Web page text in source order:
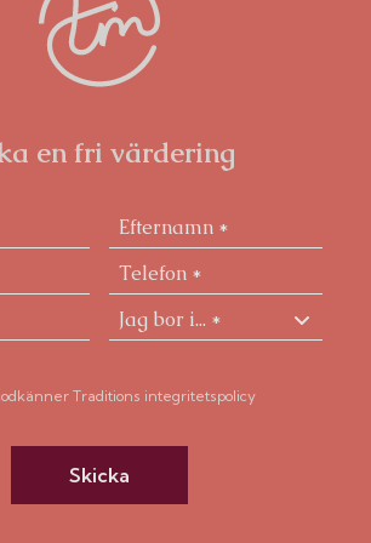
prägel i ett hem med alla
en fri värdering
Traditions integritetspolicy
Skicka